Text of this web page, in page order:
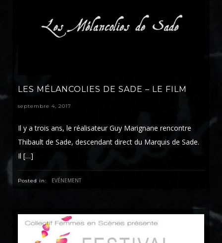
LES MÉLANCOLIES DE SADE – LE FILM
septembre 4, 2017
Il y a trois ans, le réalisateur Guy Marignane rencontre
Thibault de Sade, descendant direct du Marquis de Sade.
Il […]
Posted in: EVÉNEMENT